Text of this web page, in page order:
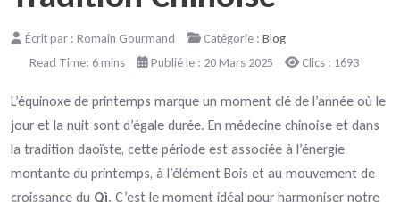
Écrit par : Romain Gourmand Catégorie : Blog
Read Time: 6 mins
Publié le : 20 Mars 2025 Clics : 1693
L’équinoxe de printemps marque un moment clé de l’année où le
jour et la nuit sont d’égale durée. En médecine chinoise et dans
la tradition daoïste, cette période est associée à l’énergie
montante du printemps, à l’élément Bois et au mouvement de
croissance du Qì. C’est le moment idéal pour harmoniser notre